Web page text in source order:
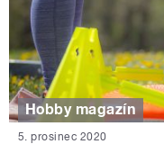
Hobby magazín
5. prosinec 2020